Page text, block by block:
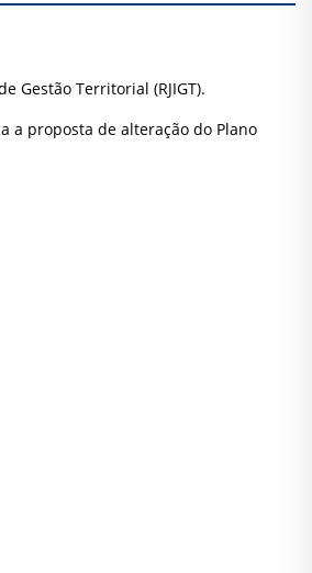
Gestão Territorial (RJIGT).
a proposta de alteração do Plano